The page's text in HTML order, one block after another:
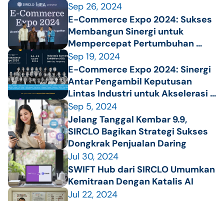
Sep 26, 2024
E-Commerce Expo 2024: Sukses
Membangun Sinergi untuk
Mempercepat Pertumbuhan
Ekonomi Digital Indonesia
Sep 19, 2024
E-Commerce Expo 2024: Sinergi
Antar Pengambil Keputusan
Lintas Industri untuk Akselerasi
Pertumbuhan Ekonomi Digital
Indonesia
Sep 5, 2024
Jelang Tanggal Kembar 9.9,
SIRCLO Bagikan Strategi Sukses
Dongkrak Penjualan Daring
Jul 30, 2024
SWIFT Hub dari SIRCLO Umumkan
Kemitraan Dengan Katalis AI
Jul 22, 2024